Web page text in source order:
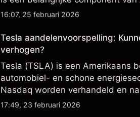
externe NVDA-koersdoelen en
16:07, 25 februari 2026
Tesla aandelenvoorspelling:
verhogen?
Tesla (TSLA) is een Amerikaans
automobiel- en schone
Nasdaq worden verhandeld en
winstprestaties,
17:49, 23 februari 2026